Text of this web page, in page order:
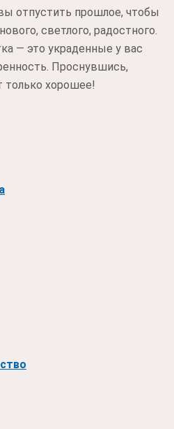
отпустить прошлое, чтобы
светлого, радостного.
— это украденные у вас
Проснувшись,
только хорошее!